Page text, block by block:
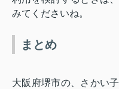
みてくださいね。
まとめ
大阪府堺市の、さかい